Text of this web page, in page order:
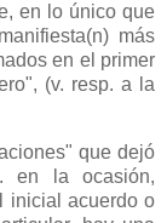
en lo único que
más
en el primer
(v. resp. a la
que dejó
en la ocasión,
inicial acuerdo o